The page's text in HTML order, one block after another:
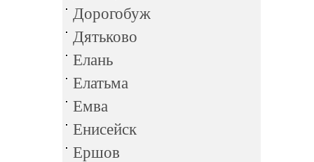
Дорогобуж
Дятьково
Елань
Елатьма
Емва
Енисейск
Ершов